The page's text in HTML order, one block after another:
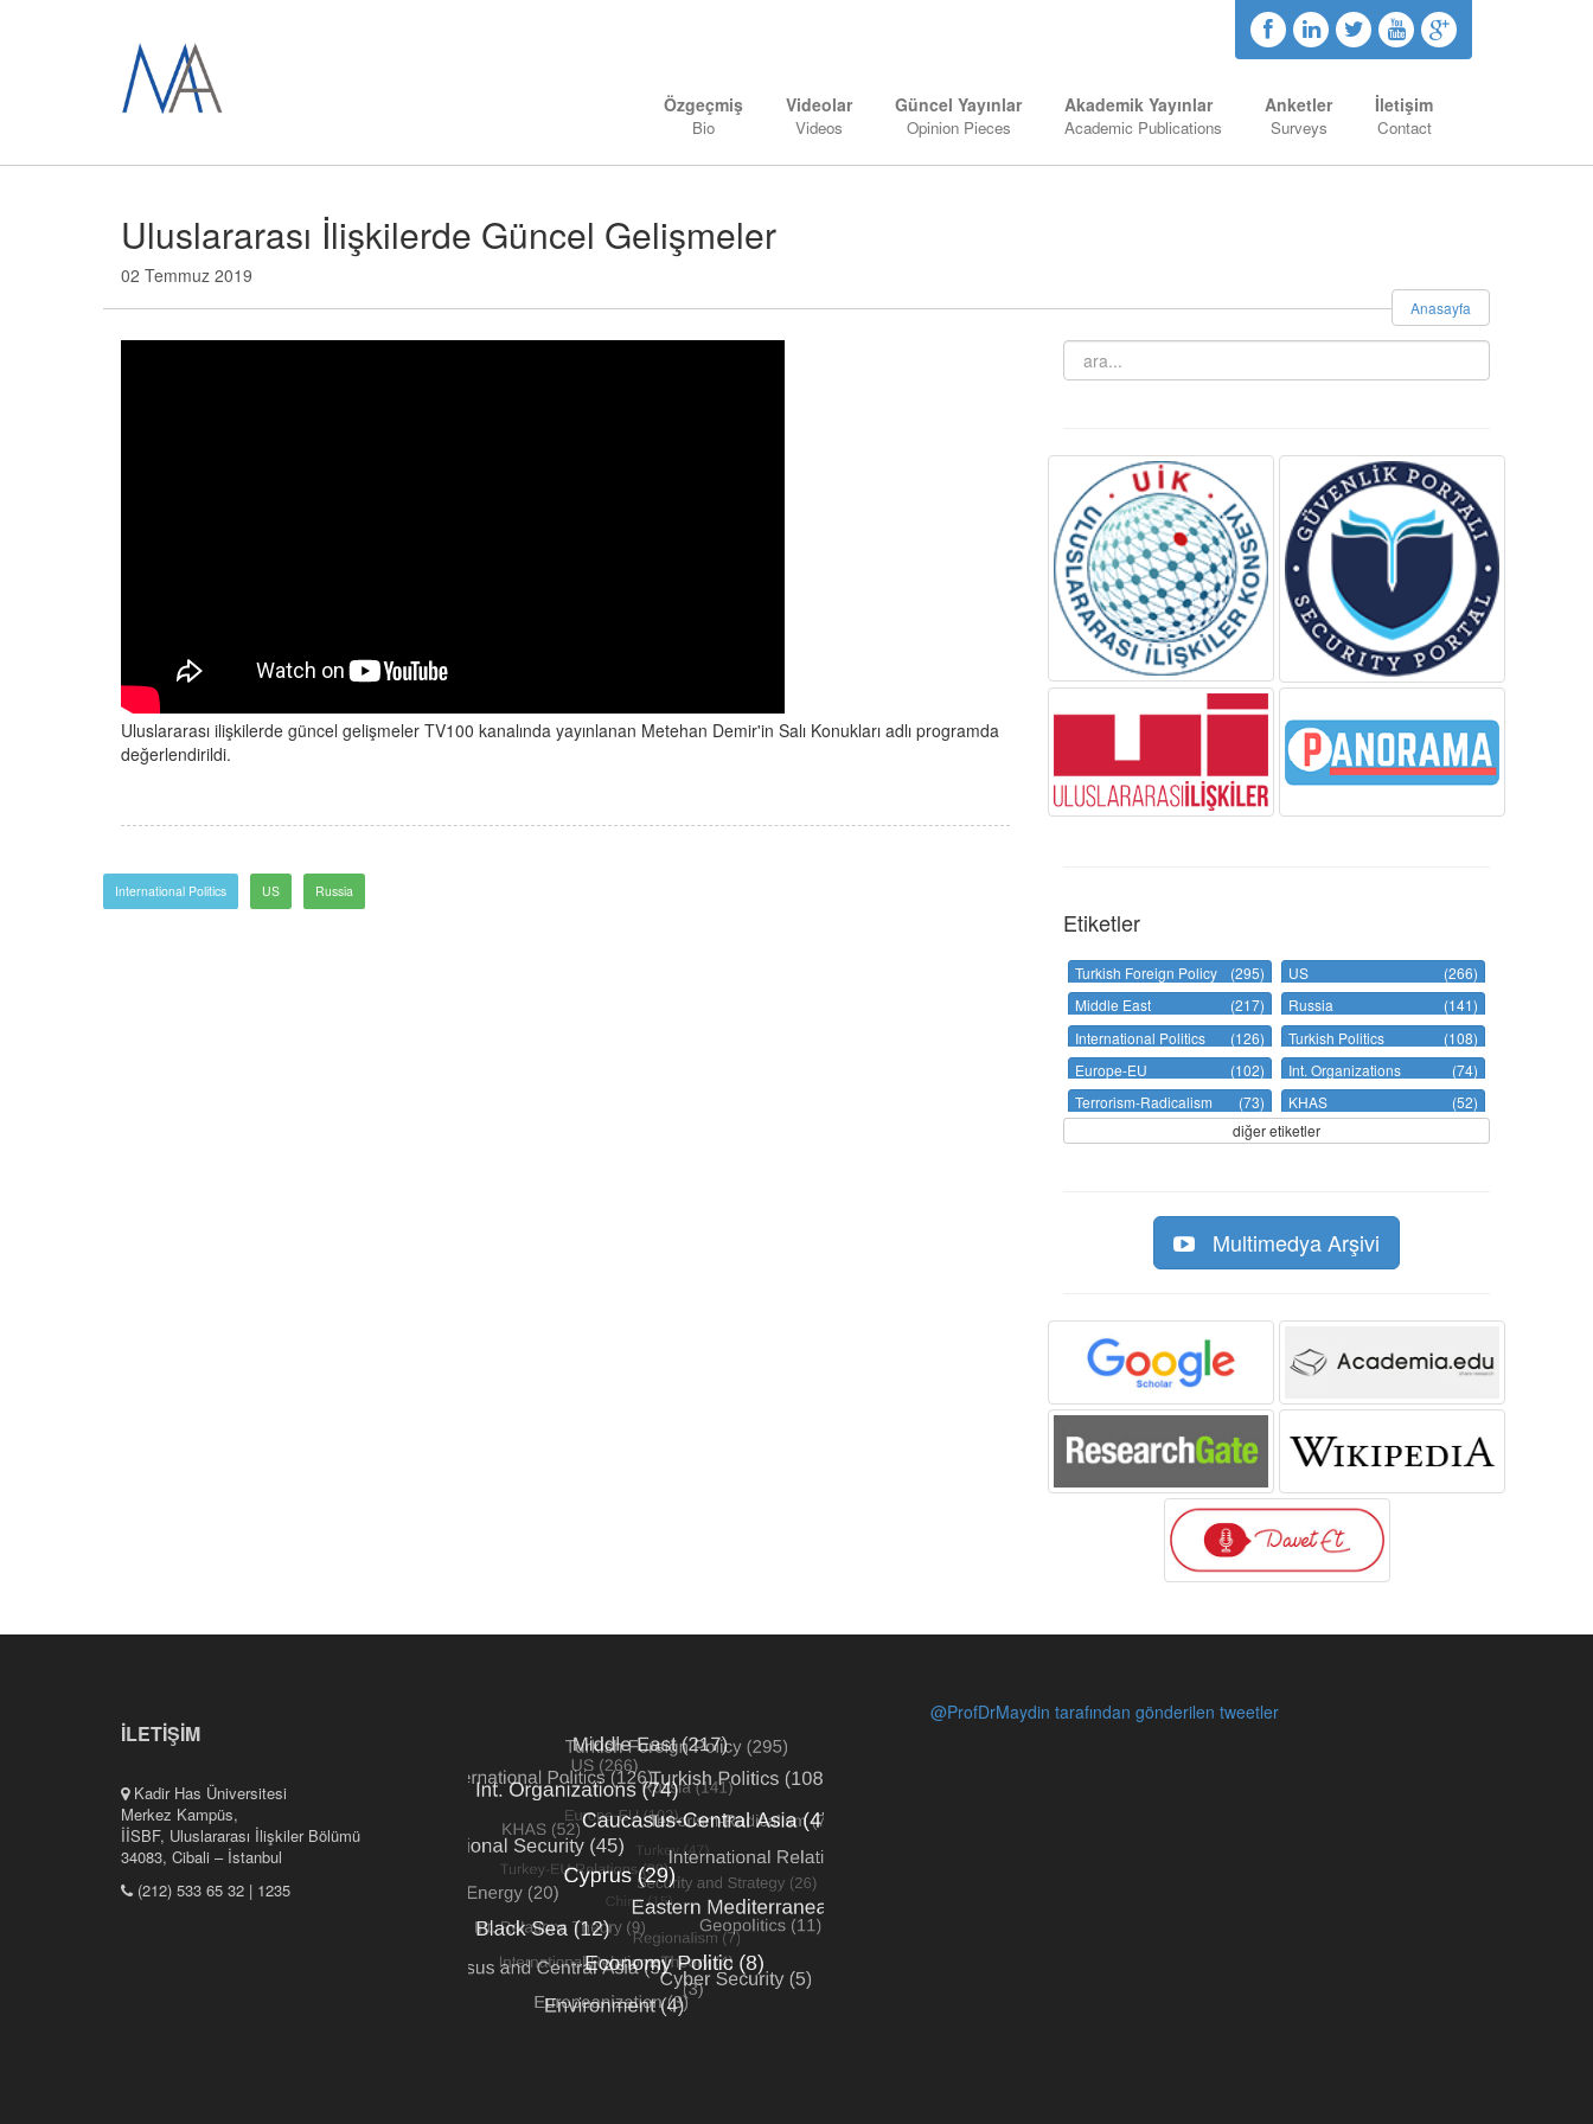
Özgeçmiş
Bio
Videolar
Videos
Güncel Yayınlar
Opinion Pieces
Akademik Yayınlar
Academic Publications
Anketler
Surveys
İletişim
Contact
Uluslararası İlişkilerde Güncel Gelişmeler
02 Temmuz 2019
Anasayfa
Uluslararası ilişkilerde güncel gelişmeler TV100 kanalında yayınlanan Metehan Demir'in Salı Konukları adlı programda
değerlendirildi.
International Politics US Russia
Etiketler
Turkish Foreign Policy (295) US
(266)
Middle East
(217) Russia
(141)
International Politics
(126) Turkish Politics
(108)
Europe-EU
(102) Int. Organizations
(74)
Terrorism-Radicalism
(73) KHAS
(52)
diğer etiketler
Multimedya Arşivi
İLETİŞİM
Kadir Has Üniversitesi
Merkez Kampüs,
İİSBF, Uluslararası İlişkiler Bölümü
34083, Cibali – İstanbul
(212) 533 65 32 | 1235
@ProfDrMaydin tarafından gönderilen tweetler